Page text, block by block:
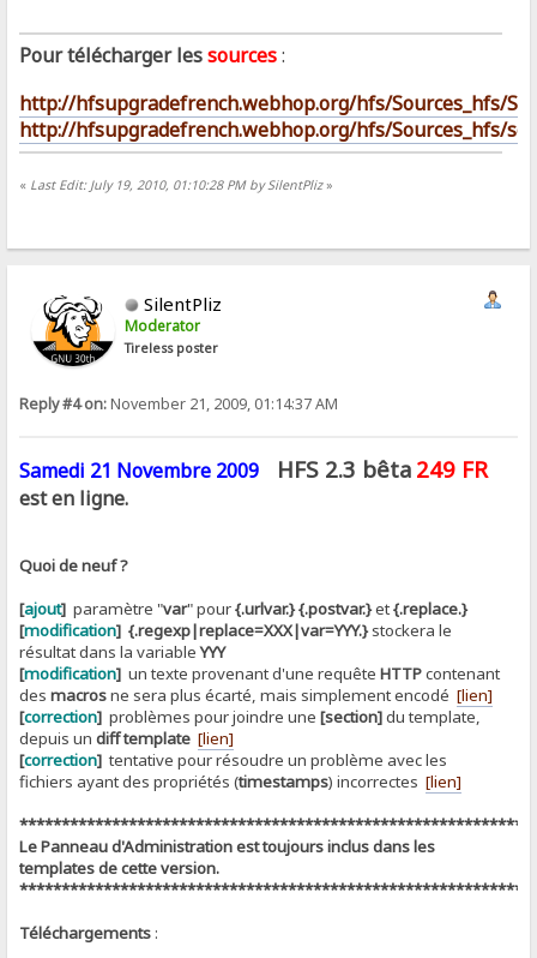
Pour télécharger lessources:
http://hfsupgradefrench.webhop.org/hfs/Sources_hfs/
http://hfsupgradefrench.webhop.org/hfs/Sources_hfs/
« Last Edit: July 19, 2010, 01:10:28 PM by SilentPliz»
SilentPliz
Moderator
Tireless poster
Reply #4 on:November 21, 2009, 01:14:37 AM
Samedi 21 Novembre 2009 HFS 2.3 bêta 249 FR
est en ligne.
Quoi de neuf ?
[ajout] paramètre "var" pour{.urlvar.}{.postvar.}et{.replace.}
[modification] {.regexp|replace=XXX|var=YYY.}stockera le
résultat dans la variableYYY
[modification] un texte provenant d'une requêteHTTPcontenant
desmacrosne sera plus écarté, mais simplement encodé[lien]
[correction] problèmes pour joindre une[section]du template,
depuis undiff template [lien]
[correction] tentative pour résoudre un problème avec les
fichiers ayant des propriétés (timestamps) incorrectes[lien]
Le Panneau d'Administration est toujours inclus dans les
templates de cette version.
Téléchargements :